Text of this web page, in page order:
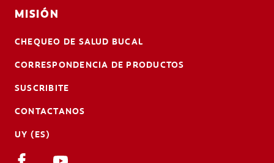
MISIÓN
CHEQUEO DE SALUD BUCAL
CORRESPONDENCIA DE PRODUCTOS
SUSCRIBITE
CONTACTANOS
UY (ES)